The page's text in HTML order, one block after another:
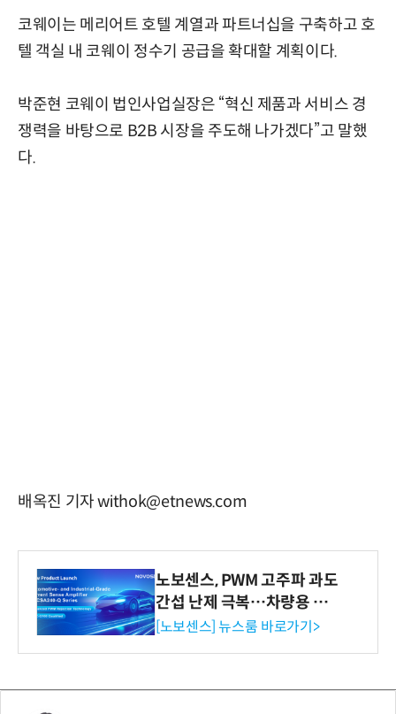
코웨이는 메리어트 호텔 계열과 파트너십을 구축하고 호
텔 객실 내 코웨이 정수기 공급을 확대할 계획이다.
박준현 코웨이 법인사업실장은 “혁신 제품과 서비스 경
쟁력을 바탕으로 B2B 시장을 주도해 나가겠다”고 말했
다.
배옥진 기자 withok@etnews.com
노보센스, PWM 고주파 과도
간섭 난제 극복…차량용 전
류 감지 증폭기
[노보센스] 뉴스룸 바로가기>